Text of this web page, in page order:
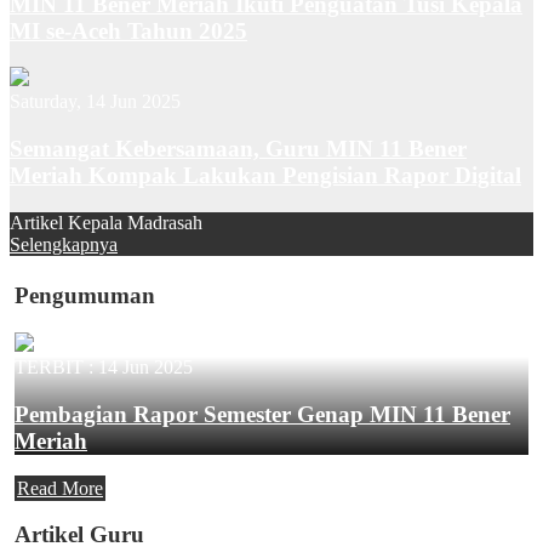
Artikel Kepala Madrasah
Selengkapnya
Pengumuman
TERBIT :14 Jun 2025
Pembagian Rapor Semester Genap MIN 11 Bener
Meriah
Read More
Artikel Guru